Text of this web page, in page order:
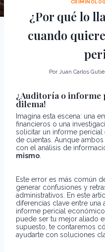
¿Por qué lo
cuando
Por Juan Carlos
¿Auditoría o informe
dilema!
Imagina esta escena: una
financieros o una
solicitar un informe
de cuentas. Aunque
con el análisis de
mismo
Este error es más común
generar confusiones y
administrativos. En este
diferencias clave entre una
informe pericial
puede ser tu mejor aliado
supuesto, te contaremos
ayudarte con soluciones